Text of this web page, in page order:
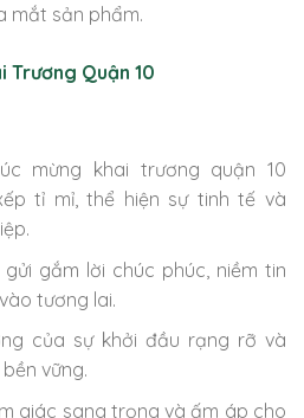
mắt sản phẩm.
Trương Quận 10
mừng khai trương quận 10
tỉ mỉ, thể hiện sự tinh tế và
gắm lời chúc phúc, niềm tin
tương lai.
của sự khởi đầu rạng rỡ và
vững.
giác sang trọng và ấm áp cho